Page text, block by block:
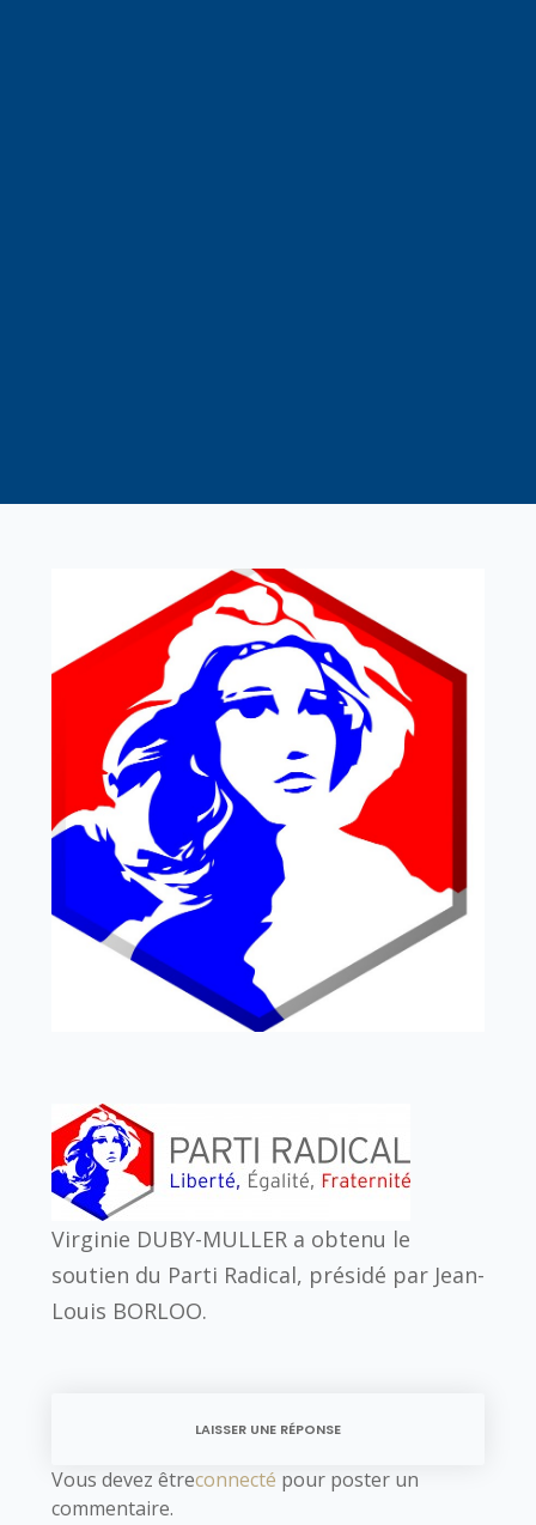
Virginie DUBY-MULLER a obtenu le
soutien du Parti Radical, présidé par Jean-
Louis BORLOO.
LAISSER UNE RÉPONSE
Vous devez êtreconnecté pour poster un
commentaire.